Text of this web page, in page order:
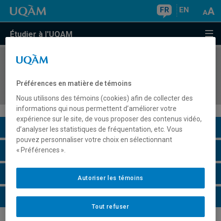
FR EN
Étudier à l'UQAM
COURS//
de la restauration
Description du cours
Horaire - Été 2026
Horaire - Automne 2026
Horaire - Hiver 2027
Préférences en matière de témoins
Nous utilisons des témoins (cookies) afin de collecter des
informations qui nous permettent d’améliorer votre
expérience sur le site, de vous proposer des contenus vidéo,
d’analyser les statistiques de fréquentation, etc. Vous
pouvez personnaliser votre choix en sélectionnant
« Préférences ».
Tout refuser
Autoriser les témoins